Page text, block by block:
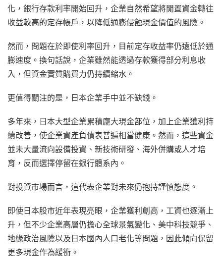
化，銀行存款利率開始回升，企業自然希望將閒置資金轉往
收益較高的定存帳戶，以降低通膨侵蝕現金價值的風險。
然而，問題在於即使利率回升，目前定存收益率仍遠低於通
膨速度。換句話說，企業雖然能透過存款獲得部分利息收
入，但資金實質購買力仍持續縮水。
更值得關注的是，日本企業手中並不缺錢。
多年來，日本大型企業累積龐大現金部位，加上企業獲利持
續改善，使企業資產負債表普遍相當健康。然而，這些資金
並未大量流向設備投資、新技術研發、海外併購或人才培
育，反而選擇停留在銀行體系內。
對投資市場而言，這代表企業對未來仍抱持謹慎態度。
即使日本股市近年表現亮眼，企業獲利創高，工資也逐漸上
升，但不少企業高層仍擔心全球景氣變化、美中科技競爭、
地緣政治風險以及日本國內人口老化等問題，因此傾向保留
更多現金作為緩衝。